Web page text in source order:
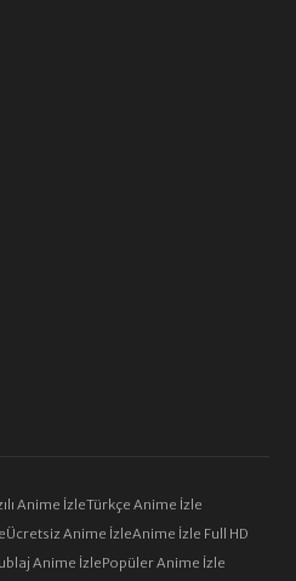
Anime İzleTürkçe Anime İzle
Ücretsiz Anime İzleAnime İzle Full HD
Anime İzlePopüler Anime İzle